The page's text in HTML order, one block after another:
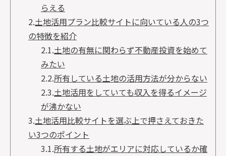
らえる
2.土地活用プラン比較サイトに向いている人の3つ
の特徴を紹介
2.1.土地の有無に関わらず不動産投資を始めて
みたい
2.2.所有している土地の活用方法が分からない
2.3.土地活用をしていても収入を得るイメージ
が沸かない
3.土地活用比較サイトを選ぶ上で押さえておきた
い3つのポイント
3.1.所有する土地がエリアに対応しているか確